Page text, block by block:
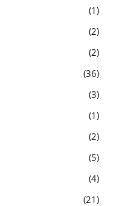
1
2
2
36
3
1
2
5
4
21